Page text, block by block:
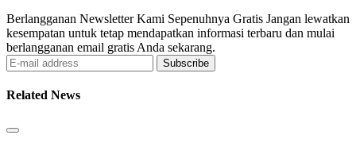
Berlangganan Newsletter Kami Sepenuhnya Gratis Jangan lewatkan
kesempatan untuk tetap mendapatkan informasi terbaru dan mulai
berlangganan email gratis Anda sekarang.
Subscribe
Related News